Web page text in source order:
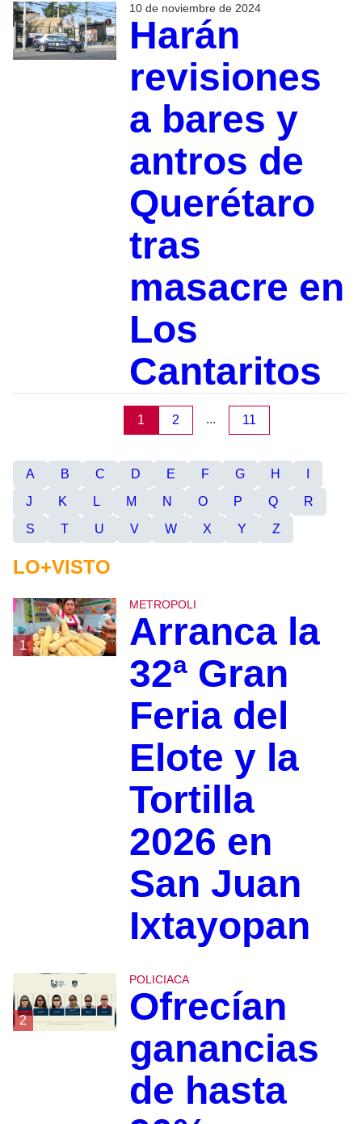
10 de noviembre de 2024
Harán
revisiones
a bares y
antros de
Querétaro
tras
masacre en
Los
Cantaritos
1 2 ... 11
A B C D E F G H
J
K L M N O P Q
R
S
T U V W X Y Z
LO+VISTO
1
METROPOLI
Arranca la
32ª Gran
Feria del
Elote y la
Tortilla
2026 en
San Juan
Ixtayopan
2
POLICIACA
Ofrecían
ganancias
de hasta